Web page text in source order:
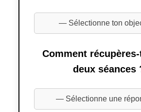
Comment
deux séances